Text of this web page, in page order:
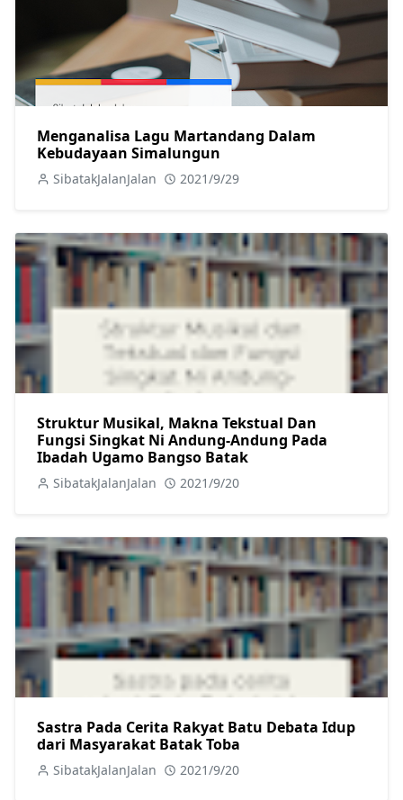
Menganalisa Lagu Martandang Dalam
Kebudayaan Simalungun
SibatakJalanJalan 2021/9/29
Struktur Musikal, Makna Tekstual Dan
Fungsi Singkat Ni Andung-Andung Pada
Ibadah Ugamo Bangso Batak
SibatakJalanJalan 2021/9/20
Sastra Pada Cerita Rakyat Batu Debata Idup
dari Masyarakat Batak Toba
SibatakJalanJalan 2021/9/20